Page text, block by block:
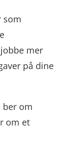
som
mer
på dine
ber om
om et